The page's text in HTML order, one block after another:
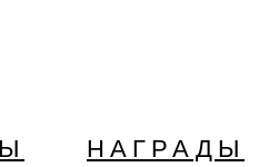
НАГРАДЫ